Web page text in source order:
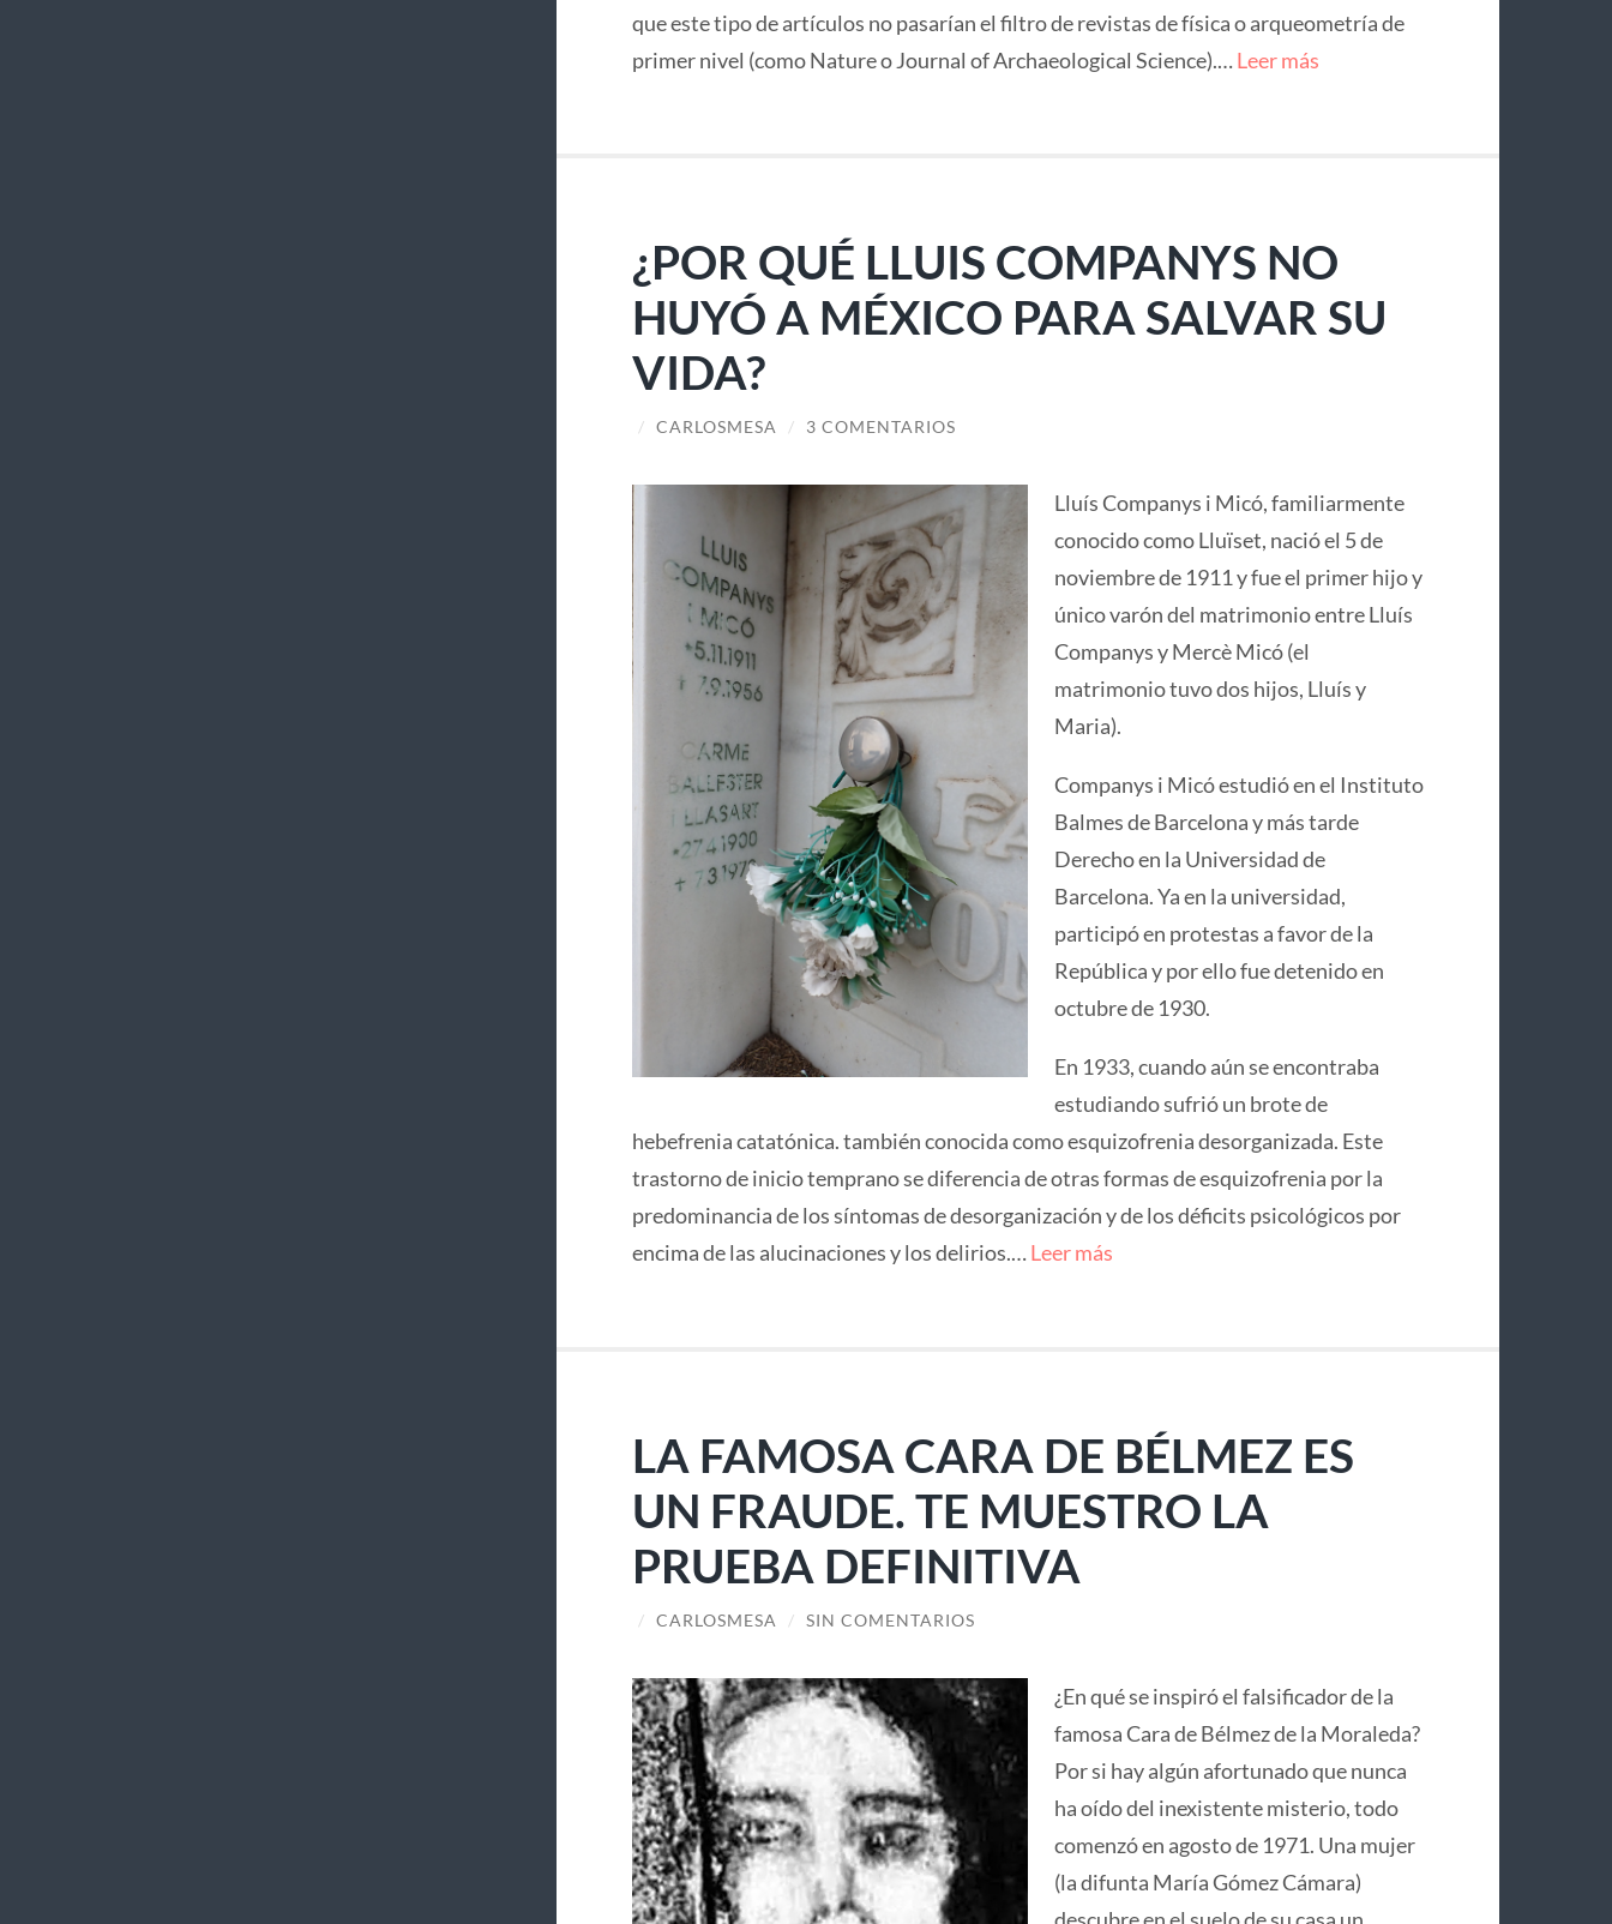
que este tipo de artículos no pasarían el filtro de revistas de física o arqueometría de
primer nivel (como Nature o Journal of Archaeological Science).…Leer más
¿POR QUÉ LLUIS COMPANYS NO
HUYÓ A MÉXICO PARA SALVAR SU
VIDA?
/ CARLOSMESA / 3 COMENTARIOS
Lluís Companys i Micó, familiarmente
conocido como Lluïset, nació el 5 de
noviembre de 1911 y fue el primer hijo y
único varón del matrimonio entre Lluís
Companys y Mercè Micó (el
matrimonio tuvo dos hijos, Lluís y
Maria).
Companys i Micó estudió en el Instituto
Balmes de Barcelona y más tarde
Derecho en la Universidad de
Barcelona. Ya en la universidad,
participó en protestas a favor de la
República y por ello fue detenido en
octubre de 1930.
En 1933, cuando aún se encontraba
estudiando sufrió un brote de
hebefrenia catatónica. también conocida como esquizofrenia desorganizada. Este
trastorno de inicio temprano se diferencia de otras formas de esquizofrenia por la
predominancia de los síntomas de desorganización y de los déficits psicológicos por
encima de las alucinaciones y los delirios.…Leer más
LA FAMOSA CARA DE BÉLMEZ ES
UN FRAUDE. TE MUESTRO LA
PRUEBA DEFINITIVA
/ CARLOSMESA / SIN COMENTARIOS
¿En qué se inspiró el falsificador de la
famosa Cara de Bélmez de la Moraleda?
Por si hay algún afortunado que nunca
ha oído del inexistente misterio, todo
comenzó en agosto de 1971. Una mujer
(la difunta María Gómez Cámara)